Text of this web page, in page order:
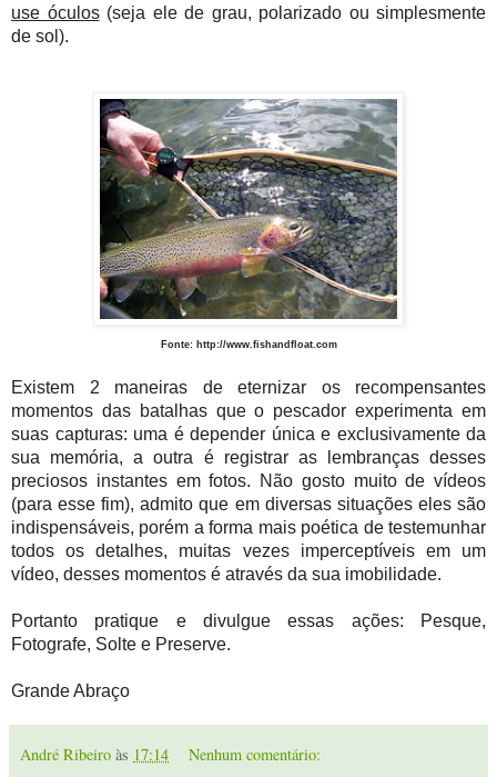
use óculos(seja ele de grau, polarizado ou simplesmente
de sol).
Fonte: http://www.fishandfloat.com
Existem 2 maneiras de eternizar os recompensantes
momentos das batalhas que o pescador experimenta em
suas capturas: uma é depender única e exclusivamente da
sua memória, a outra é registrar as lembranças desses
preciosos instantes em fotos.
Não gosto muito de vídeos
(para esse fim), admito que em diversas situações eles são
indispensáveis, porém a forma mais poética de testemunhar
todos os detalhes, muitas vezes imperceptíveis em um
vídeo, desses momentos é através da sua imobilidade.
Portanto pratique e divulgue essas ações: Pesque,
Fotografe, Solte e Preserve.
Grande Abraço
André Ribeiro às 17:14 Nenhum comentário: